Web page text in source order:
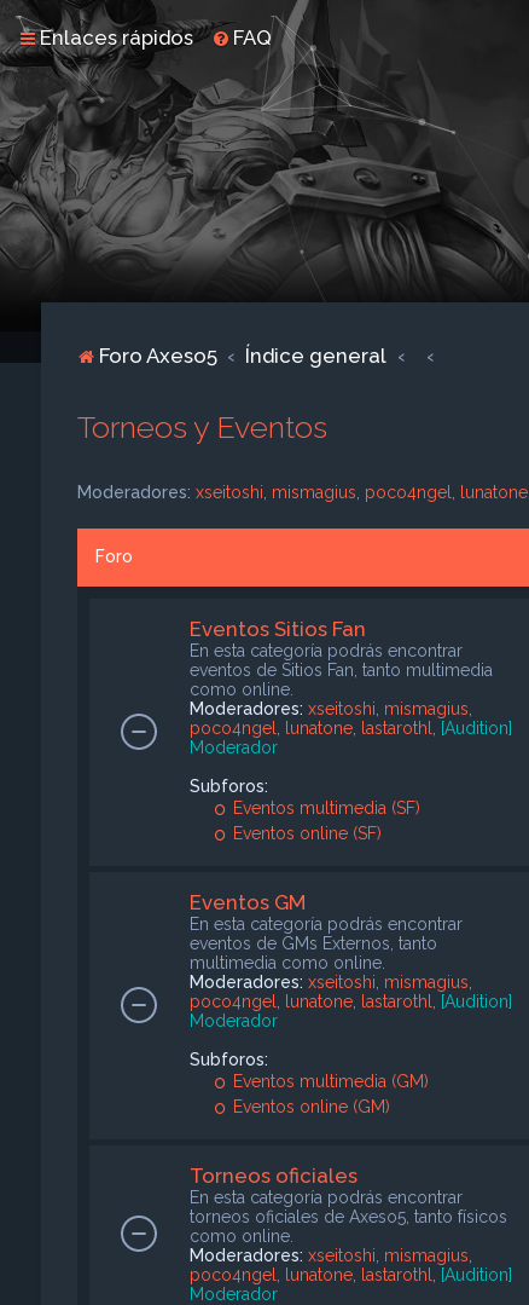
Enlaces rápidos FAQ
Foro Axeso5 Índice general
Torneos y Eventos
Moderadores: xseitoshi mismagius poco4ngel lunatone,
Foro
Eventos Sitios Fan
En esta categoría podrás encontrar
eventos de Sitios Fan, tanto multimedia
como online.
Moderadores: xseitoshi mismagius
poco4ngel
lunatone, lastarothl
[Audition]
Moderador
Subforos:
Eventos multimedia (SF)
Eventos online (SF)
Eventos GM
En esta categoría podrás encontrar
eventos de GMs Externos, tanto
multimedia como online.
Moderadores: xseitoshi mismagius
poco4ngel
lunatone, lastarothl
[Audition]
Moderador
Subforos:
Eventos multimedia (GM)
Eventos online (GM)
Torneos oficiales
En esta categoría podrás encontrar
torneos oficiales de Axeso5, tanto físicos
como online.
Moderadores: xseitoshi mismagius
poco4ngel
lunatone, lastarothl
[Audition]
Moderador